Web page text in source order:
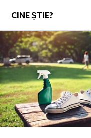
content
CINE ȘTIE?